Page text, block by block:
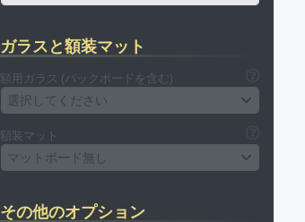
ガラスと額装マット
額用ガラス (バックボードを含む)
選択してください
額装マット
マットボード無し
その他のオプション